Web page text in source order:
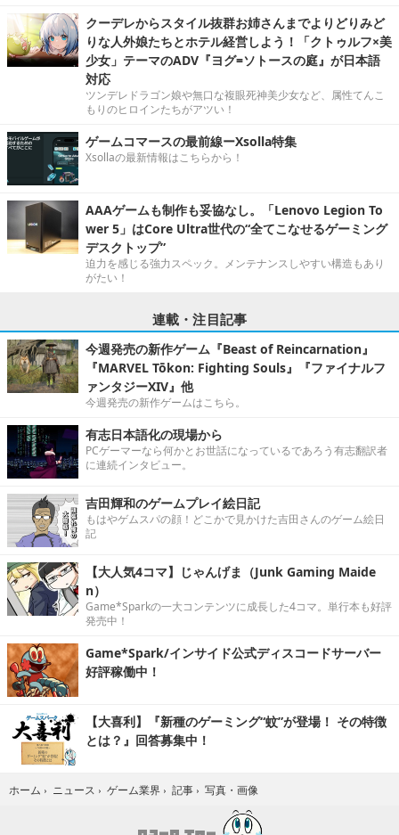
クーデレからスタイル抜群お姉さんまでよりどりみど
りな人外娘たちとホテル経営しよう！「クトゥルフ×美
少女」テーマのADV『ヨグ=ソトースの庭』が日本語
対応
ツンデレドラゴン娘や無口な複眼死神美少女など、属性てんこ
もりのヒロインたちがアツい！
ゲームコマースの最前線ーXsolla特集
Xsollaの最新情報はこちらから！
AAAゲームも制作も妥協なし。「Lenovo Legion To
wer 5」はCore Ultra世代の“全てこなせるゲーミング
デスクトップ”
迫力を感じる強力スペック。メンテナンスしやすい構造もあり
がたい！
連載・注目記事
今週発売の新作ゲーム『Beast of Reincarnation』
『MARVEL Tōkon: Fighting Souls』『ファイナルフ
ァンタジーXIV』他
今週発売の新作ゲームはこちら。
有志日本語化の現場から
PCゲーマーなら何かとお世話になっているであろう有志翻訳者
に連続インタビュー。
吉田輝和のゲームプレイ絵日記
もはやゲムスパの顔！どこかで見かけた吉田さんのゲーム絵日
記
【大人気4コマ】じゃんげま（Junk Gaming Maide
n）
Game*Sparkの一大コンテンツに成長した4コマ。単行本も好評
発売中！
Game*Spark/インサイド公式ディスコードサーバー
好評稼働中！
【大喜利】『新種のゲーミング“蚊”が登場！ その特徴
とは？』回答募集中！
ホーム › ニュース › ゲーム業界 › 記事 › 写真・画像